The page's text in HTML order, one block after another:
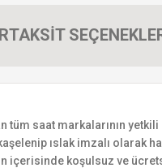
TAKSİT
saat markalarının
ıslak imzalı olarak
içerisinde koşulsuz ve